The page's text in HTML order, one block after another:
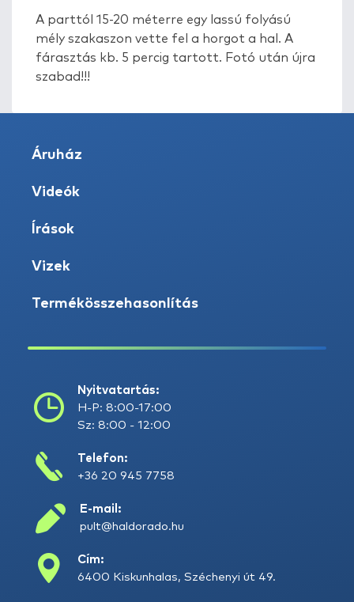
A parttól 15-20 méterre egy lassú folyású
mély szakaszon vette fel a horgot a hal. A
fárasztás kb. 5 percig tartott. Fotó után újra
szabad!!!
Áruház
Videók
Írások
Vizek
Termékösszehasonlítás
Nyitvatartás:
H-P: 8:00-17:00
Sz: 8:00 - 12:00
Telefon:
+36 20 945 7758
E-mail:
pult@haldorado.hu
Cím:
6400 Kiskunhalas, Széchenyi út 49.